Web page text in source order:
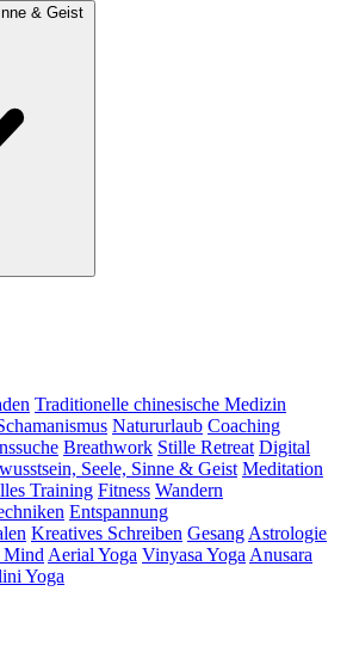
& Geist
Traditionelle chinesische Medizin
Natururlaub Coaching
Breathwork Stille Retreat Digital
Seele, Sinne & Geist Meditation
Training Fitness Wandern
Entspannung
Kreatives Schreiben Gesang Astrologie
Aerial Yoga Vinyasa Yoga Anusara
Yoga